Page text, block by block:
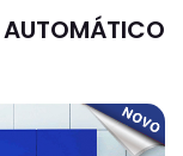
AUTOMÁTICO